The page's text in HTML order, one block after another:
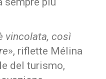
vincolata, così
», riflette Mélina
del turismo,